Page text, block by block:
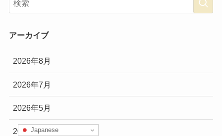
アーカイブ
2026年8月
2026年7月
2026年5月
2026年4月
Japanese